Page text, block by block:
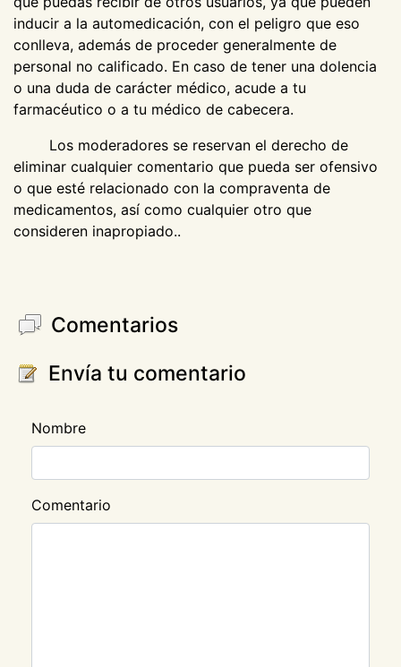
inducir a la automedicación, con el peligro que eso
conlleva, además de proceder generalmente de
personal no calificado. En caso de tener una dolencia
o una duda de carácter médico, acude a tu
farmacéutico o a tu médico de cabecera.
Los moderadores se reservan el derecho de
eliminar cualquier comentario que pueda ser ofensivo
o que esté relacionado con la compraventa de
medicamentos, así como cualquier otro que
consideren inapropiado..
Comentarios
Envía tu comentario
Nombre
Comentario